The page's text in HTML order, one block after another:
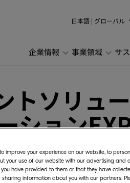
日本語 | グローバル
企業情報 事業領域 サ
トソリュ
ション
improve your experience on our website, to
your use of our website with our advertising and
have provided to them or that they have
information about you with our partners.